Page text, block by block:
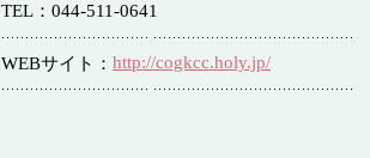
TEL 044-511-0641
WEBサイト http://cogkcc.holy.jp/